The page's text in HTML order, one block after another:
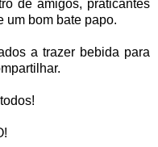
de amigos, praticantes
um bom bate papo.
a trazer bebida para